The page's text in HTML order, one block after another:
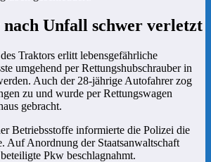
Unfall schwer verletzt
Traktors erlitt lebensgefährliche
umgehend per Rettungshubschrauber in
Auch der 28-jährige Autofahrer zog
zu und wurde per Rettungswagen
gebracht.
Betriebsstoffe informierte die Polizei die
Auf Anordnung der Staatsanwaltschaft
Pkw beschlagnahmt.